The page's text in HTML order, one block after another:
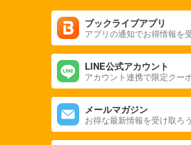
ブックライブアプリ
アプリの通知でお得情報を
LINE公式アカウント
アカウント連携で限定クー
メールマガジン
お得な最新情報を受け取ろ